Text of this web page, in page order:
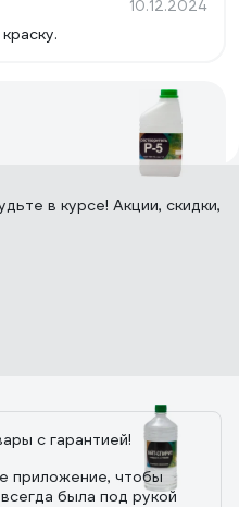
10.12.2024
Р-5
разбавлять, краску и
тару побольше)
в курсе! Акции, скидки,
с гарантией!
приложение, чтобы
была под рукой